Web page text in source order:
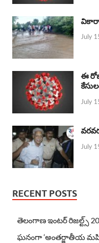
July
ఈ
July
July
RECENT POSTS
తెలంగాణ ఇంటర్ రిజల్ట్స్
ఘనంగా ‘అంతర్జాతీయ